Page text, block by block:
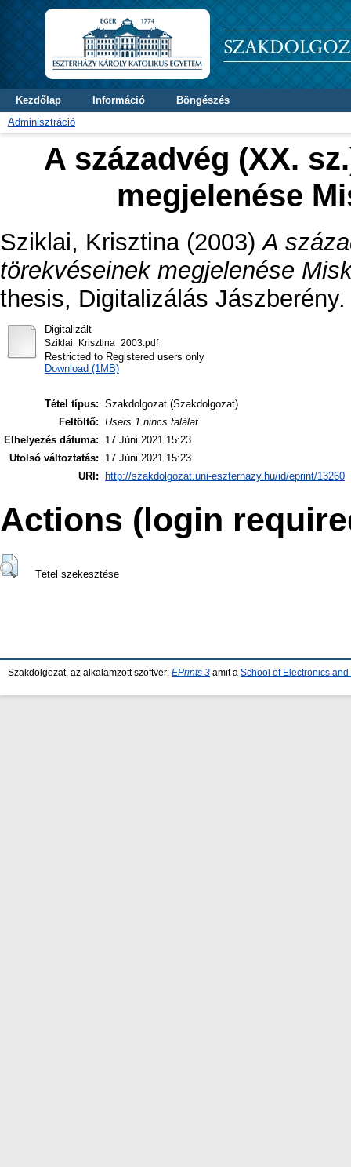
Kezdőlap Információ
Böngészés
Adminisztráció
A századvég (XX.
megjelenése
Sziklai, Krisztina(2003)A
törekvéseinek megjelenése
thesis, Digitalizálás Jászberény.
Digitalizált
Sziklai_Krisztina_2003.pdf
Restricted to Registered users only
Download (1MB)
Tétel típus: Szakdolgozat (Szakdolgozat)
Feltöltő:
Users 1 nincs találat.
Elhelyezés dátuma:
17 Júni 2021 15:23
Utolsó változtatás:
17 Júni 2021 15:23
URI:
http://szakdolgozat.uni-eszterhazy.hu/id/eprint/13260
Actions (login
Tétel szekesztése
Szakdolgozat, az alkalamzott szoftver: EPrints 3 amit a School of Electronics